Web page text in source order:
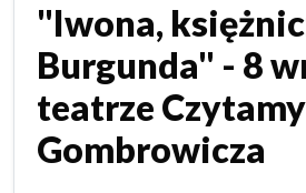
"Iwona,
Burgunda" - 8
teatrze Czytamy
Gombrowicza